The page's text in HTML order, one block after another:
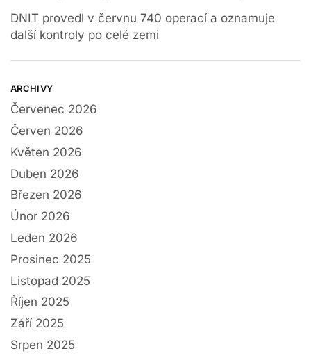
DNIT provedl v červnu 740 operací a oznamuje
další kontroly po celé zemi
ARCHIVY
Červenec 2026
Červen 2026
Květen 2026
Duben 2026
Březen 2026
Únor 2026
Leden 2026
Prosinec 2025
Listopad 2025
Říjen 2025
Září 2025
Srpen 2025